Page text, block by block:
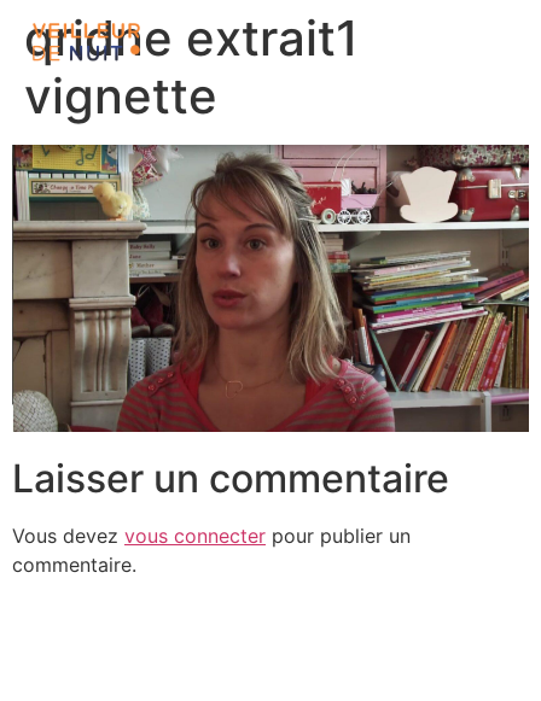
qridne extrait1
vignette
Laisser un commentaire
Vous devez vous connecter pour publier un
commentaire.